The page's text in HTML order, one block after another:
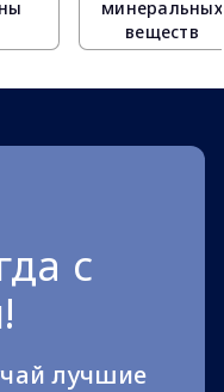
минеральных
веществ
с
лучшие